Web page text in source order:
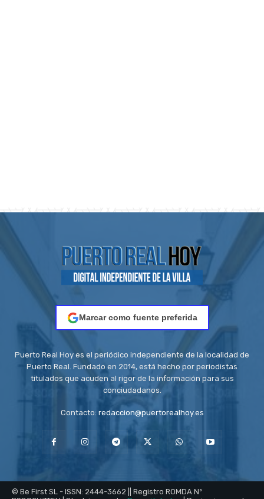
Marcar como fuente preferida
Puerto Real Hoy es el periódico independiente de la localidad de
Puerto Real. Fundado en 2014, está hecho por periodistas
titulados que acuden al rigor de la información para sus
conciudadanos.
Contacto: redaccion@puertorealhoy.es
© Be First SL - ISSN: 2444-3662 || Registro ROMDA Nº